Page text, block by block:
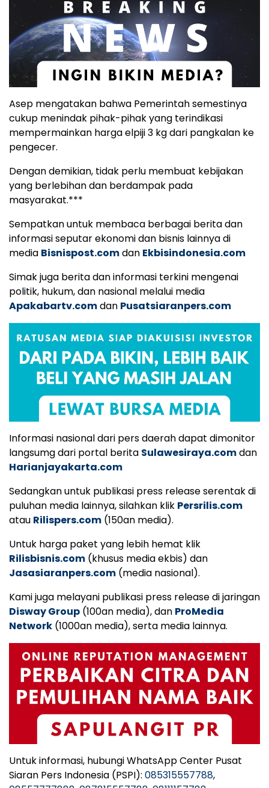
Asep mengatakan bahwa Pemerintah semestinya
cukup menindak pihak-pihak yang terindikasi
mempermainkan harga elpiji 3 kg dari pangkalan ke
pengecer.
Dengan demikian, tidak perlu membuat kebijakan
yang berlebihan dan berdampak pada
masyarakat.***
Sempatkan untuk membaca berbagai berita dan
informasi seputar ekonomi dan bisnis lainnya di
media Bisnispost.comdan Ekbisindonesia.com
Simak juga berita dan informasi terkini mengenai
politik, hukum, dan nasional melalui media
Apakabartv.comdan Pusatsiaranpers.com
Informasi nasional dari pers daerah dapat dimonitor
langsumg dari portal berita Sulawesiraya.comdan
Harianjayakarta.com
Sedangkan untuk publikasi press release serentak di
puluhan media lainnya, silahkan klik Persrilis.com
atau Rilispers.com (150an media).
Untuk harga paket yang lebih hemat klik
Rilisbisnis.com (khusus media ekbis) dan
Jasasiaranpers.com (media nasional).
Kami juga melayani publikasi press release di jaringan
Disway Group (100an media), dan ProMedia
Network (1000an media), serta media lainnya.
Untuk informasi, hubungi WhatsApp Center Pusat
Siaran Pers Indonesia (PSPI): 085315557788,